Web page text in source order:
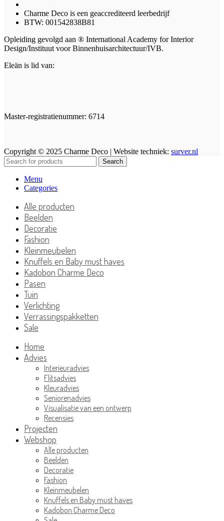
Charme Deco is een geaccrediteerd leerbedrijf
BTW: 001542838B81
Opleiding gevolgd aan ® International Academy for Interior
Design/Instituut voor Binnenhuisarchitectuur/IVB.
Eleän is lid van:
Master-registratienummer: 6714
Copyright © 2025 Charme Deco | Website techniek: surver.nl
Search
Menu
Categories
Alle producten
Beelden
Decoratie
Fashion
Kleinmeubelen
Knuffels en Baby must haves
Kadobon Charme Deco
Pasen
Tuin
Verlichting
Verrassingspakketten
Sale
Home
Advies
Interieuradvies
Flitsadvies
Kleuradvies
Seniorenadvies
Visualisatie van een ontwerp
Recensies
Projecten
Webshop
Alle producten
Beelden
Decoratie
Fashion
Kleinmeubelen
Knuffels en Baby must haves
Kadobon Charme Deco